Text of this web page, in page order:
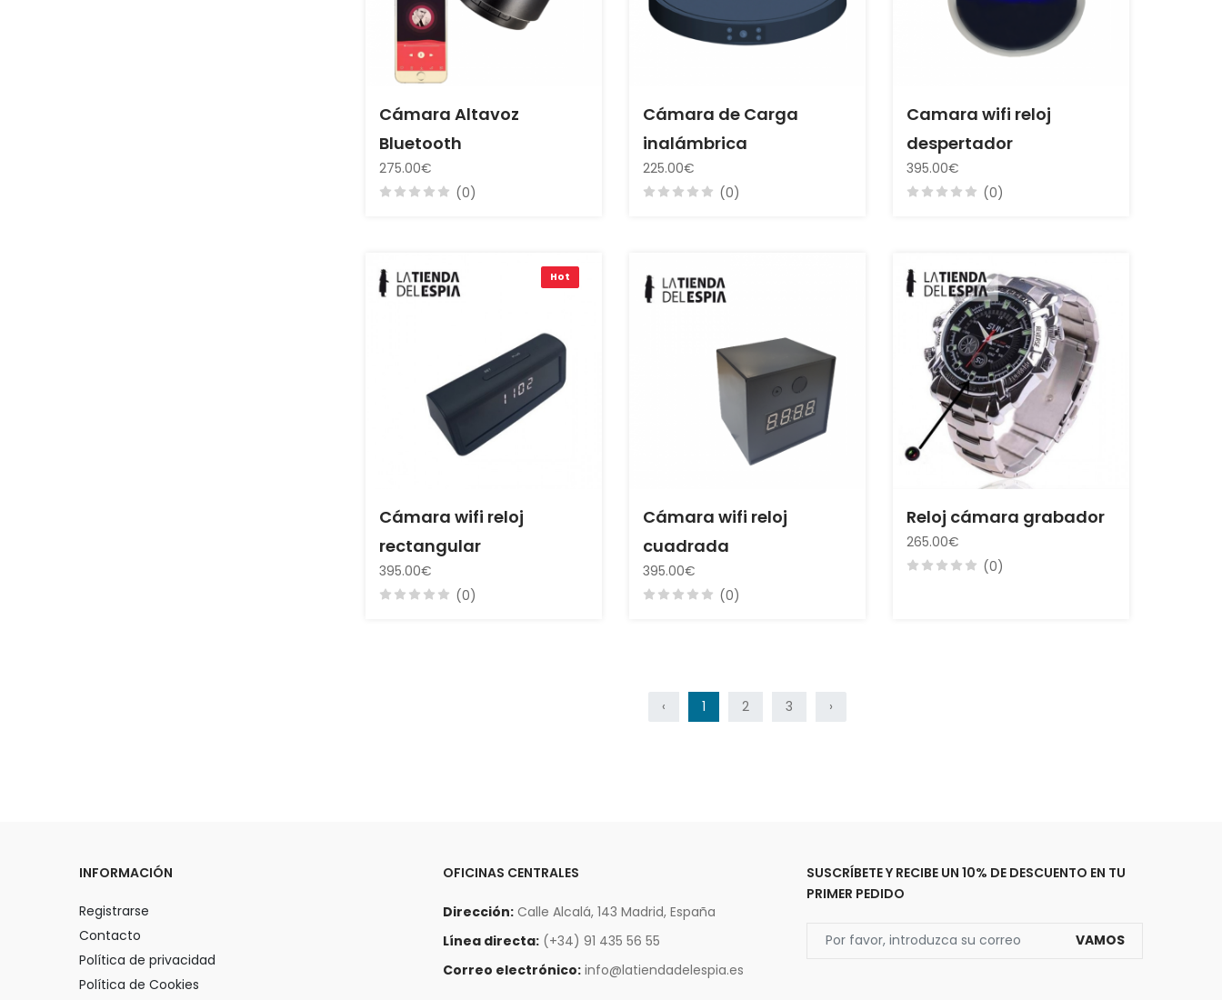
Cámara Altavoz
Bluetooth
275.00€
(0)
Cámara de Carga
inalámbrica
225.00€
(0)
Camara wifi reloj
despertador
395.00€
(0)
Hot
Cámara wifi reloj
rectangular
395.00€
(0)
Cámara wifi reloj
cuadrada
395.00€
(0)
Reloj cámara grabador
265.00€
(0)
‹ 1 2 3 ›
INFORMACIÓN
Registrarse
Contacto
Política de privacidad
Política de Cookies
OFICINAS CENTRALES
Dirección: Calle Alcalá, 143 Madrid, España
Línea directa: (+34) 91 435 56 55
Correo electrónico: info@latiendadelespia.es
SUSCRÍBETE Y RECIBE UN 10% DE DESCUENTO EN TU
PRIMER PEDIDO
VAMOS